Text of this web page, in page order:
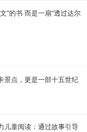
”的书 而是一扇“透过达尔
景点，更是一部十五世纪
儿童阅读：通过故事引导